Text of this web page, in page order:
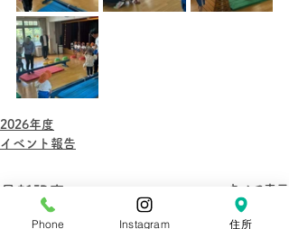
2026年度
イベント報告
最新記事 すべて表示
Phone Instagram 住所